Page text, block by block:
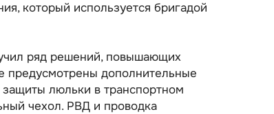
который используется бригадой
ряд решений, повышающих
предусмотрены дополнительные
защиты люльки в транспортном
чехол. РВД и проводка